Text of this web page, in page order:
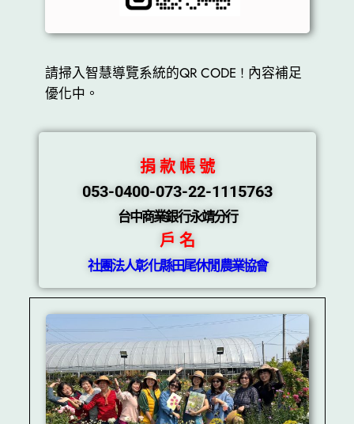
請掃入智慧導覽系統的QR CODE ! 內容補足
優化中。
捐 款 帳 號
053-0400-073-22-1115763
台中商業銀行永靖分行
戶 名
社團法人彰化縣田尾休閒農業協會